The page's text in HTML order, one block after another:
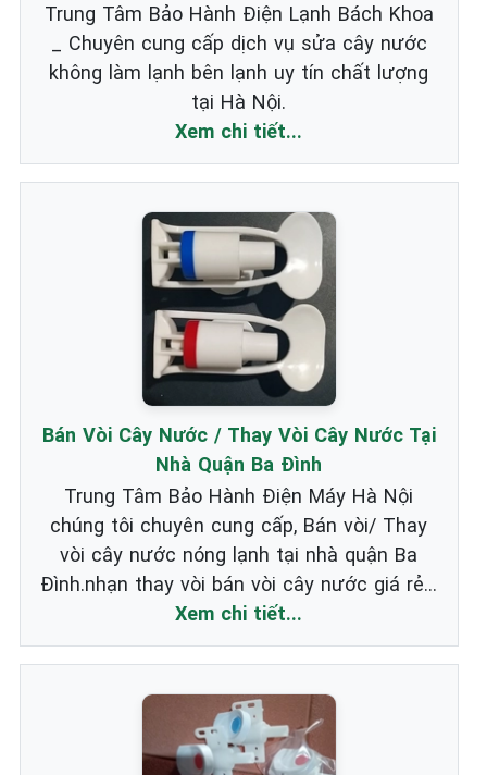
Trung Tâm Bảo Hành Điện Lạnh Bách Khoa
_ Chuyên cung cấp dịch vụ sửa cây nước
không làm lạnh bên lạnh uy tín chất lượng
tại Hà Nội.
Xem chi tiết...
Bán Vòi Cây Nước / Thay Vòi Cây Nước Tại
Nhà Quận Ba Đình
Trung Tâm Bảo Hành Điện Máy Hà Nội
chúng tôi chuyên cung cấp, Bán vòi/ Thay
vòi cây nước nóng lạnh tại nhà quận Ba
Đình.nhạn thay vòi bán vòi cây nước giá rẻ...
Xem chi tiết...